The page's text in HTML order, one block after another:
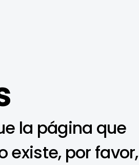
la página que
existe, por favor,